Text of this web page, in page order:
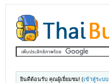
ยินดีต้อนรับ คุณผู้เยี่ยมชม! (เข้าสู่ระบบ